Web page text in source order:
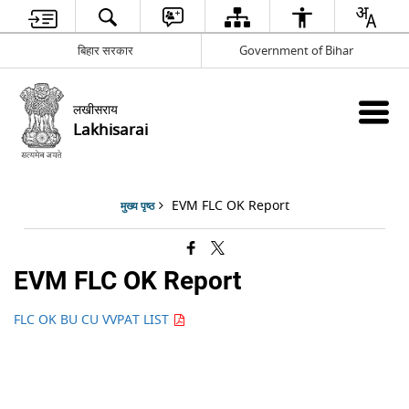
बिहार सरकार Government of Bihar
लखीसराय
Lakhisarai
मुख्य पृष्ठ EVM FLC OK Report
EVM FLC OK Report
FLC OK BU CU VVPAT LIST